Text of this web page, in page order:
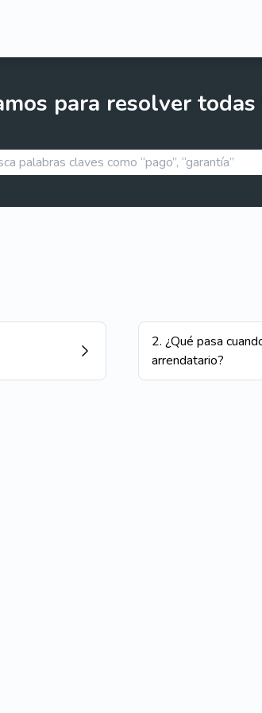
para resolver
2. ¿Qué pasa
arrendatario?